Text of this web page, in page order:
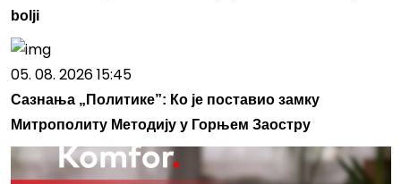
bolji
05. 08. 2026 15:45
Сазнања „Политике”: Ко је поставио замку
Митрополиту Методију у Горњем Заостру